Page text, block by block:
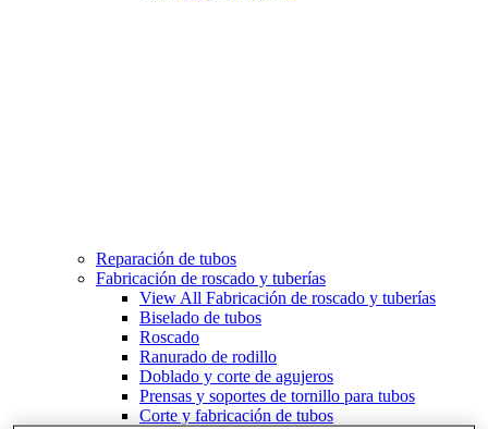
Reparación de tubos
Fabricación de roscado y tuberías
View All Fabricación de roscado y tuberías
Biselado de tubos
Roscado
Ranurado de rodillo
Doblado y corte de agujeros
Prensas y soportes de tornillo para tubos
Corte y fabricación de tubos